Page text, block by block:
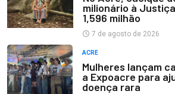
milionário à
1,596 milhão
7 de agosto de 2026
ACRE
Mulheres lançam
a Expoacre para
doença rara